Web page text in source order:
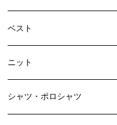
ベスト
ニット
シャツ・ポロシャツ